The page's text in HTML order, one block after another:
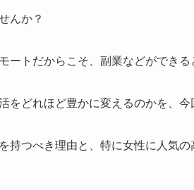
んか？
ートだからこそ、副業などができる
をどれほど豊かに変えるのかを、今
持つべき理由と、特に女性に人気